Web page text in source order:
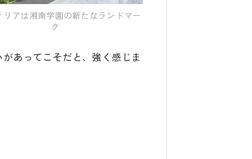
リアは湘南学園の新たなランドマー
ク
あってこそだと、強く感じま